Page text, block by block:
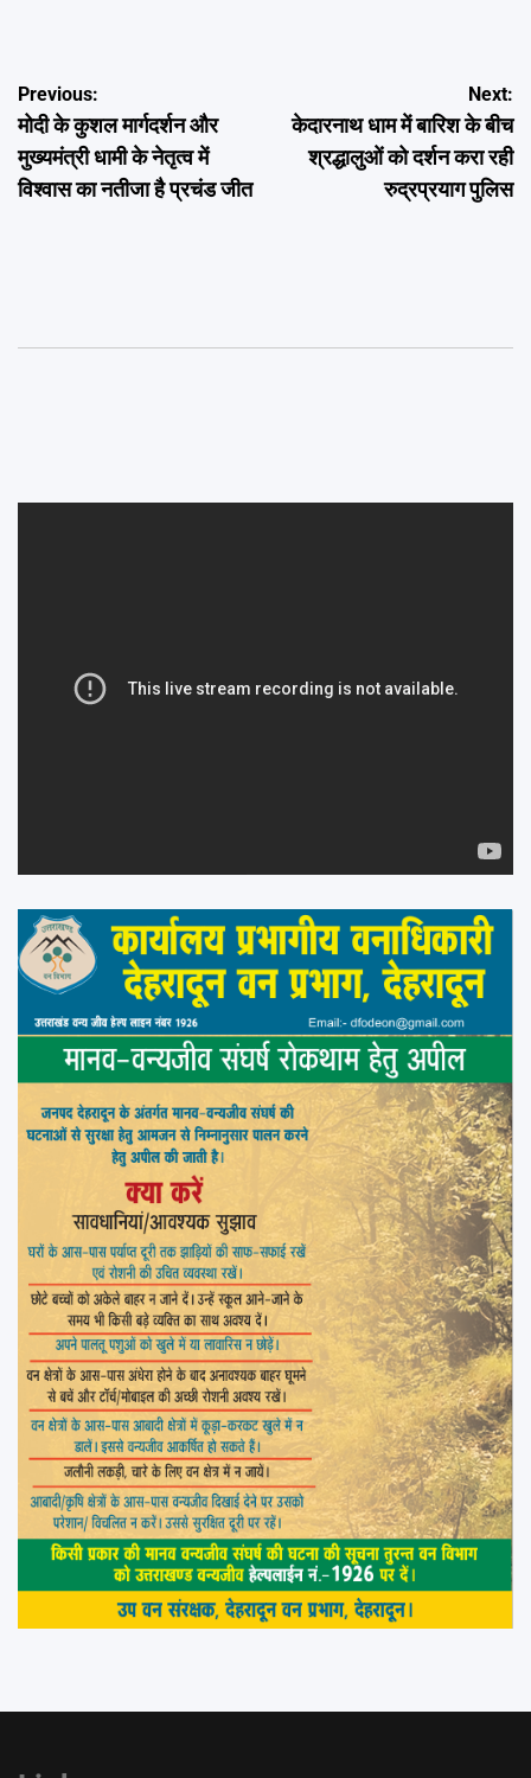
Post
navigation
Previous:
मोदी के कुशल मार्गदर्शन और
मुख्यमंत्री धामी के नेतृत्व में
विश्वास का नतीजा है प्रचंड जीत
Next:
केदारनाथ धाम में बारिश के बीच
श्रद्धालुओं को दर्शन करा रही
रुद्रप्रयाग पुलिस